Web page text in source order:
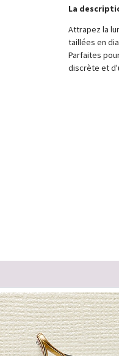
La
Attrapez la
taillées en
Parfaites
discrète et